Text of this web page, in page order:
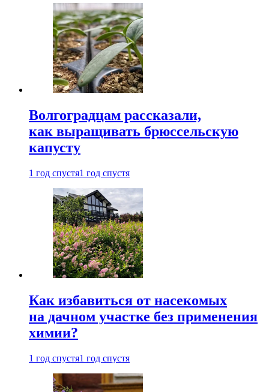
Волгоградцам рассказали,
как выращивать брюссельскую
капусту
1 год спустя1 год спустя
Как избавиться от насекомых
на дачном участке без применения
химии?
1 год спустя1 год спустя